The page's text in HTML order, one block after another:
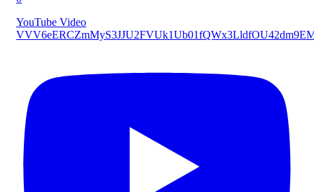
YouTube Video